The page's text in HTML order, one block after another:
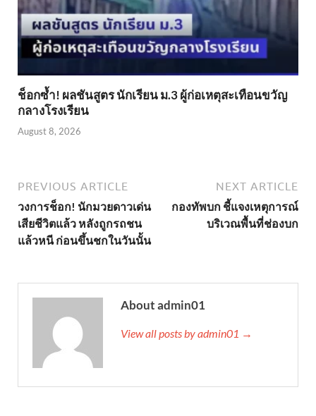
ช็อกซ้ำ! ผลชันสูตร นักเรียน ม.3 ผู้ก่อเหตุสะเทือนขวัญ
กลางโรงเรียน
August 8, 2026
PREVIOUS ARTICLE
วงการช็อก! นักมวยดาวเด่น
เสียชีวิตแล้ว หลังถูกรถชน
แล้วหนี ก่อนขึ้นชกในวันนั้น
NEXT ARTICLE
กองทัพบก ชี้แจงเหตุการณ์
บริเวณพื้นที่ช่องบก
About admin01
View all posts by admin01 →